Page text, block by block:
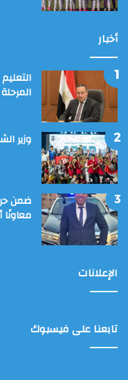
أخبار
وزير
ضمن
الإعلانات
تابعنا على فيسبوك